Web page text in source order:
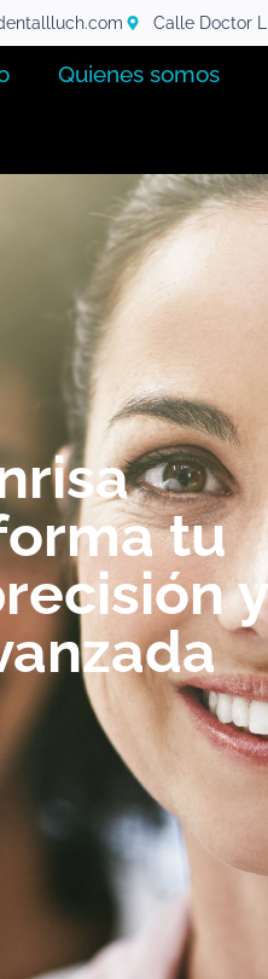
Calle Doctor
Quienes somos
tu
y